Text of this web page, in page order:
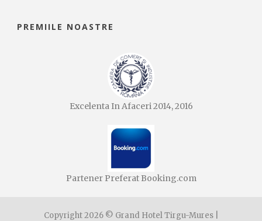
PREMIILE NOASTRE
Excelenta In Afaceri 2014, 2016
Partener Preferat Booking.com
Copyright 2026 © Grand Hotel Tirgu-Mures |